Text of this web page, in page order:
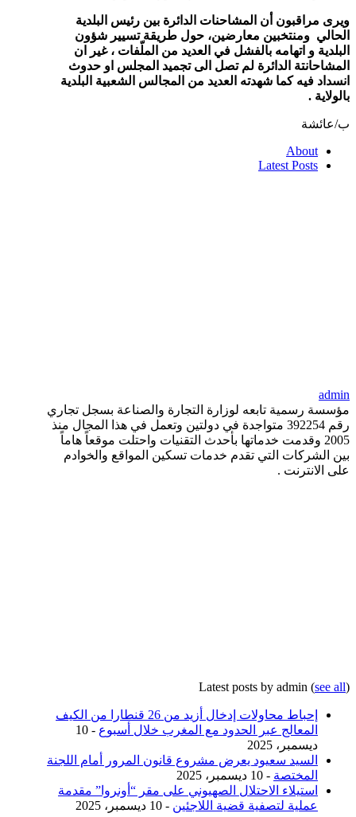
ويرى مراقبون أن المشاحنات الدائرة بين رئيس البلدية
الحالي ومنتخبين معارضين، حول طريقة تسيير شؤون
البلدية و اتهامه بالفشل في العديد من الملّفات ، غير ان
المشاحانتة الدائرة لم تصل الى تجميد المجلس او حدوث
انسداد فيه كما شهدته العديد من المجالس الشعبية البلدية
بالولاية .
ب/عائشة
About
Latest Posts
admin
مؤسسة رسمية تابعه لوزارة التجارة والصناعة بسجل تجاري
رقم 392254 متواجدة في دولتين وتعمل في هذا المجال منذ
2005 وقدمت خدماتها بأحدث التقنيات واحتلت موقعاً هاماً
بين الشركات التي تقدم خدمات تسكين المواقع والخوادم
على الانترنت .
Latest posts by admin (see all)
إحباط محاولات إدخال أزيد من 26 قنطارا من الكيف
المعالج عبر الحدود مع المغرب خلال أسبوع
- 10
ديسمبر، 2025
السيد سعيود يعرض مشروع قانون المرور أمام اللجنة
المختصة - 10 ديسمبر، 2025
استيلاء الاحتلال الصهيوني على مقر “أونروا” مقدمة
عملية لتصفية قضية اللاجئين - 10 ديسمبر، 2025